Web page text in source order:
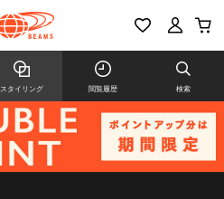
スタイリング 閲覧履歴 検索